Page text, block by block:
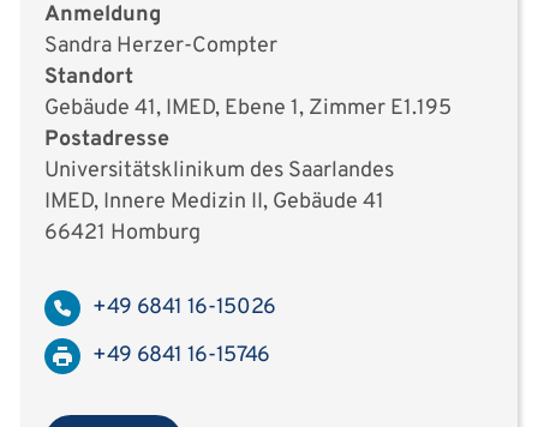
Anmeldung
Sandra Herzer-Compter
Standort
Gebäude 41, IMED, Ebene 1, Zimmer E1.195
Postadresse
Universitätsklinikum des Saarlandes
IMED, Innere Medizin II, Gebäude 41
66421 Homburg
+49 6841 16-15026
+49 6841 16-15746